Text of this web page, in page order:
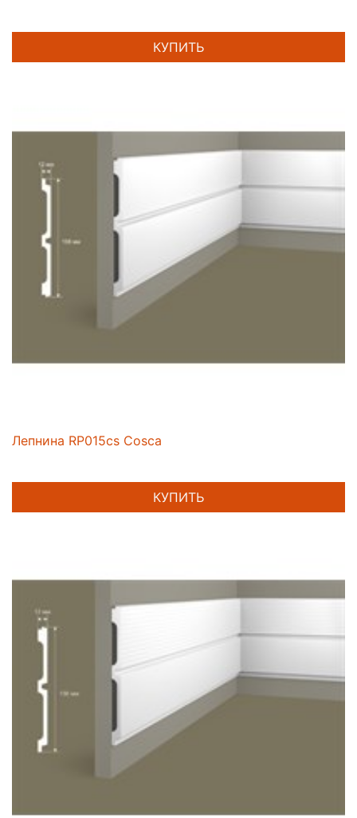
КУПИТЬ
Лепнина RP015cs Cosca
КУПИТЬ